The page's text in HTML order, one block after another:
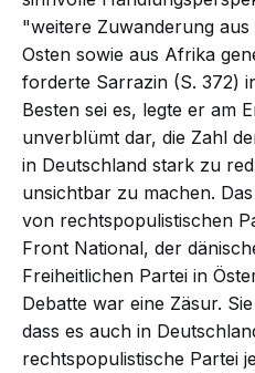
"weitere Zuwanderung
Osten sowie aus Afrika
forderte Sarrazin (S. 372)
Besten sei es, legte er am
unverblümt dar, die Zahl
in Deutschland stark zu
unsichtbar zu machen.
von rechtspopulistischen
Front National, der
Freiheitlichen Partei in
Debatte war eine Zäsur.
dass es auch in
rechtspopulistische Partei